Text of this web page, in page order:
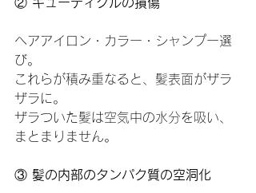
ヘアアイロン・カラー・シャンプー選
び。
これらが積み重なると、髪表面がザラ
ザラに。
ザラついた髪は空気中の水分を吸い、
まとまりません。
③ 髪の内部のタンパク質の空洞化